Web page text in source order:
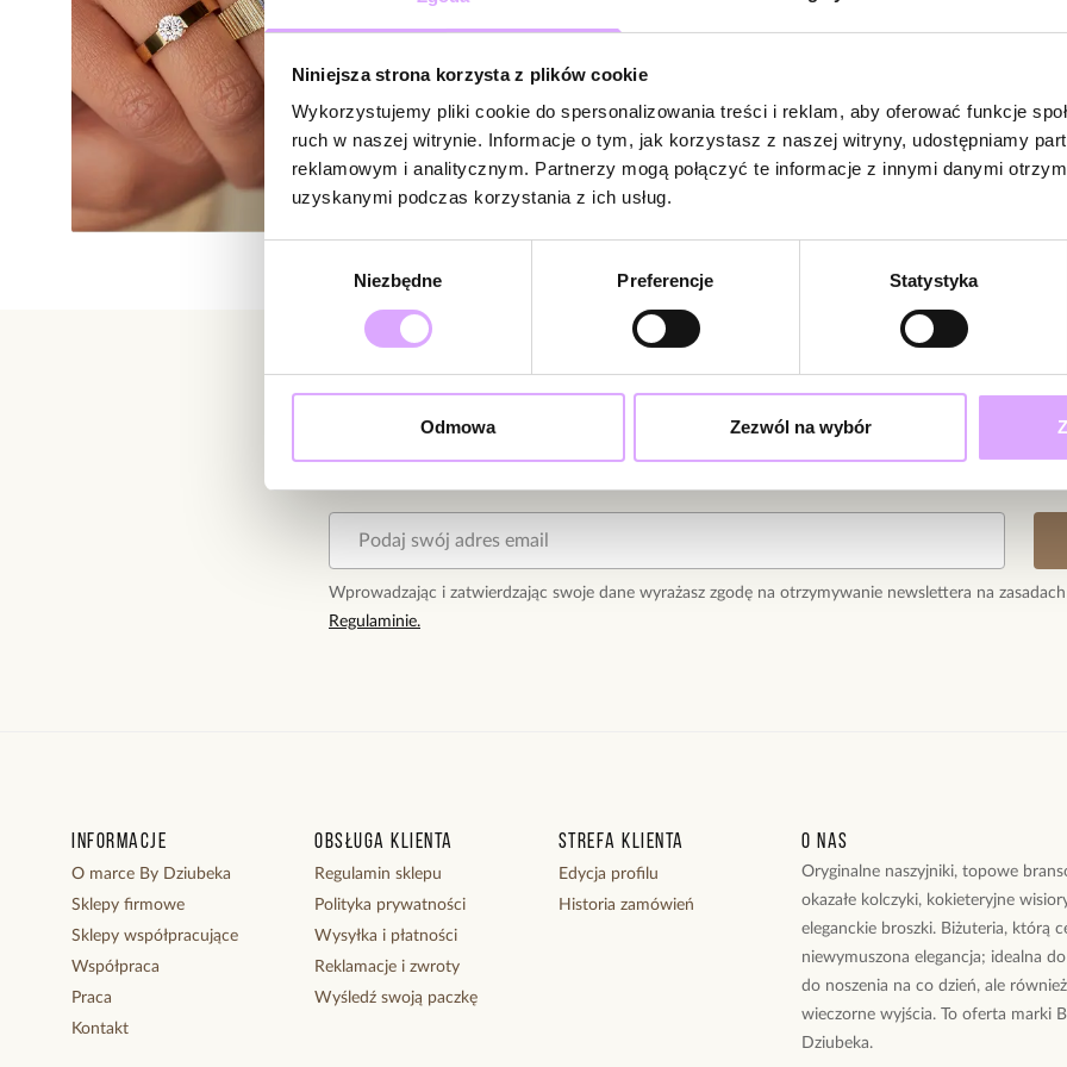
Niniejsza strona korzysta z plików cookie
Wykorzystujemy pliki cookie do spersonalizowania treści i reklam, aby oferować funkcje
ruch w naszej witrynie. Informacje o tym, jak korzystasz z naszej witryny, udostępniamy
reklamowym i analitycznym. Partnerzy mogą połączyć te informacje z innymi danymi
uzyskanymi podczas korzystania z ich usług.
Niezbędne Preferencje Statystyka
Odmowa Zezwól na wybór
W naszej
Jest bardzo
na
Newsletter
Bądź na bieżąco z nowościami i promocjami!
Wprowadzając i zatwierdzając swoje dane wyrażasz zgodę na otrzymywanie newslettera na
Regulaminie.
Informacje
O marce By Dziubeka
Sklepy firmowe
Sklepy współpracujące
Współpraca
Praca
Kontakt
Obsługa klienta
Regulamin sklepu
Polityka prywatności
Wysyłka i płatności
Reklamacje i zwroty
Wyśledź swoją paczkę
Strefa klienta
Edycja profilu
Historia zamówień
O nas
Oryginalne naszyjniki, topowe
okazałe kolczyki, kokieteryjne
eleganckie broszki. Biżuteria, którą
niewymuszona elegancja; idealna
do noszenia na co dzień, ale
wieczorne wyjścia. To oferta marki
Dziubeka.